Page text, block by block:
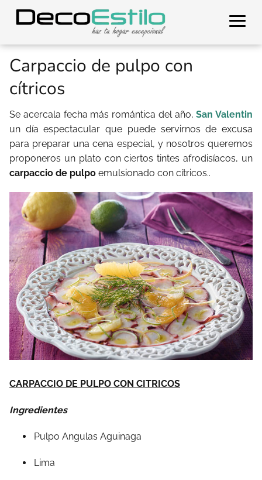
Carpaccio de pulpo con
cítricos
Se acercala fecha más romántica del año,San Valentin
un día espectacular que puede servirnos de excusa
para preparar una cena especial, y nosotros queremos
proponeros un plato con ciertos tintes afrodisíacos, un
carpaccio de pulpo emulsionado con cítricos..
CARPACCIO DE PULPO CON CITRICOS
Ingredientes
Pulpo Angulas Aguinaga
Lima